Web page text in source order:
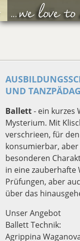
UND
Ballett- ein kurzes
Mysterium. Mit
verschrieen, für
konsumierbar,
besonderen
in eine zauberhafte
Prüfungen, aber
über das
Unser Angebot
Ballett Technik:
Agrippina